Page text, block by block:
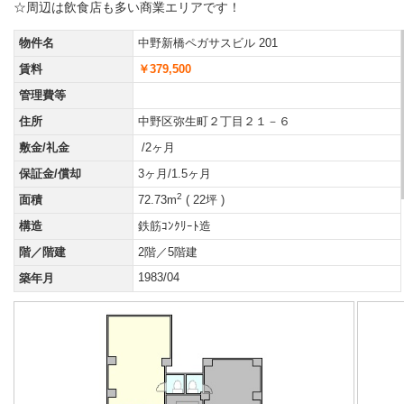
☆周辺は飲食店も多い商業エリアです！
物件名
中野新橋ペガサスビル 201
賃料
￥379,500
管理費等
住所
中野区弥生町２丁目２１－６
敷金/礼金
/2ヶ月
保証金/償却
3ヶ月/1.5ヶ月
面積
72.73m2 ( 22坪 )
構造
鉄筋ｺﾝｸﾘｰﾄ造
階／階建
2階／5階建
築年月
1983/04